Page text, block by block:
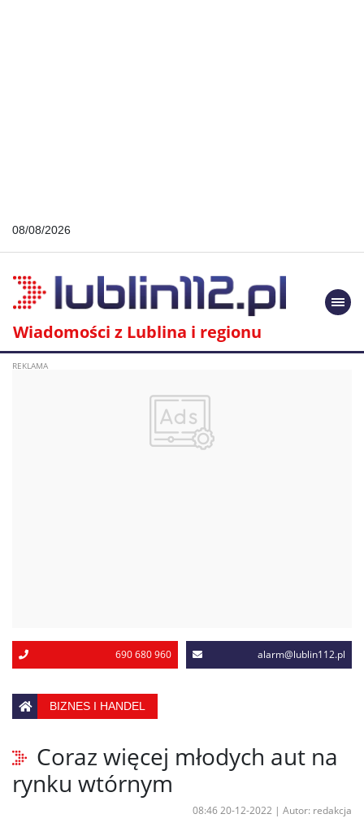
08/08/2026
Wiadomości z Lublina i regionu
690 680 960 alarm@lublin112.pl
BIZNES I HANDEL
Coraz więcej młodych aut na
rynku wtórnym
08:46 20-12-2022 | Autor: redakcja